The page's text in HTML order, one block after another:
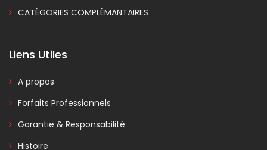
CATÉGORIES COMPLÉMANTAIRES
Liens Utiles
A propos
Forfaits Professionnels
Garantie & Responsabilité
Histoire